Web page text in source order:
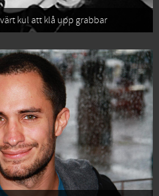
kul att klå upp grabbar